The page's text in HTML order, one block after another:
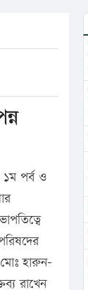
১ম পর্ব ও
মোঃ হারুন-
রাখেন